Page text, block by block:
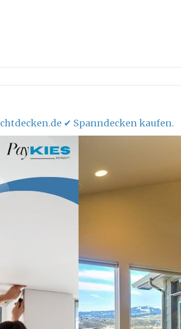
✔ Spanndecken kaufen.